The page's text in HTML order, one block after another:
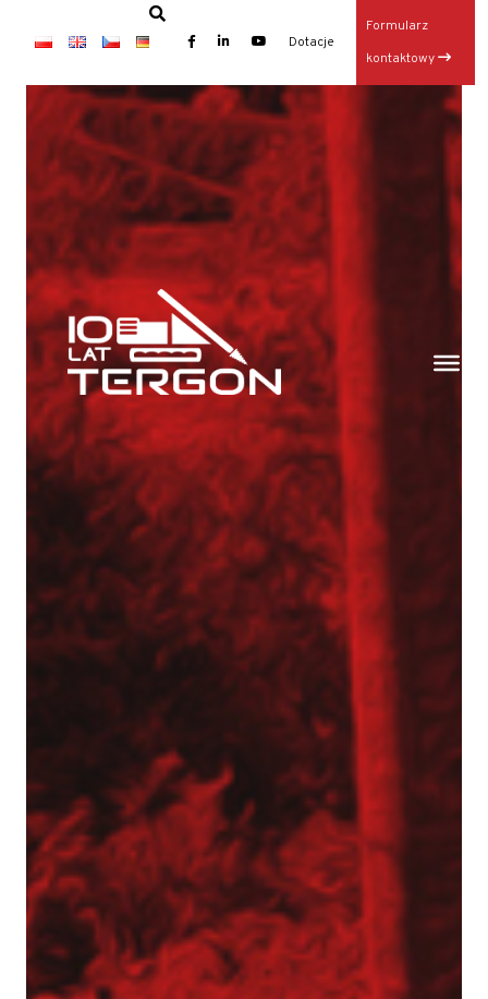
Dotacje
Formularz
kontaktowy×
Baza TERGON w dniu 14 lipca 2026
Wynajem maszyn
Jubileusz: 20-lecie KONKRET i 10-lecie TERGON
Operator Wiertnicy – Kotwiarki (K/M)
Galeria z otwarcia Bazy Sprzętu TERGON
Nasz najnowszy folder
Strona główna
Aktualności
Główna-old
Kariera
Młodszy mechanik / Serwisant maszyn
budowlanych (K/M)
Młodszy specjalista ds. bazy sprzętowej (K/M)
Praktyki (K/M) w Tergon!
Mechanik / serwisant (K/M)
Młodszy Inżynier Budowy (K/M)
Mechanik / serwisant maszyn budowlanych
(K/M)
Młodszy Inżynier Budowy (K/M)